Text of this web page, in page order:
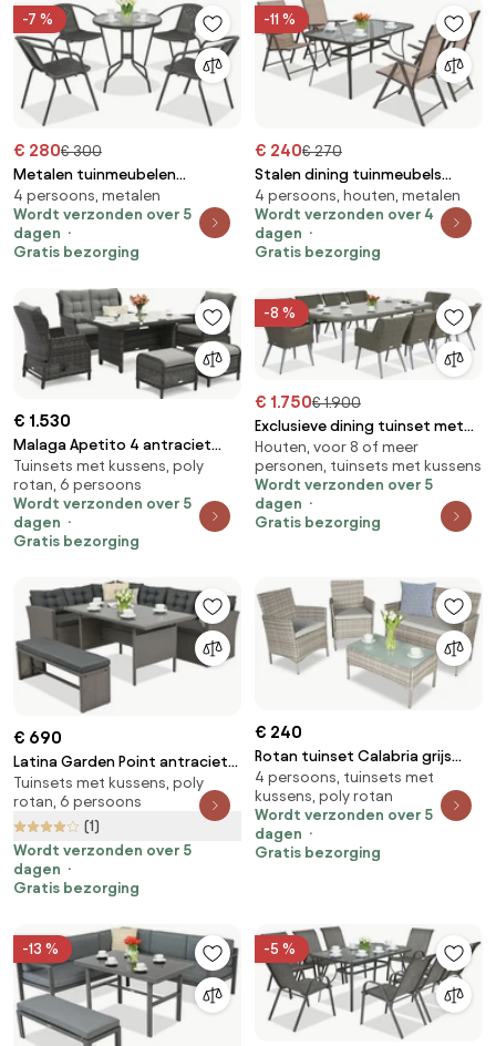
-7 %
€ 280€ 300
Metalen tuinmeubelen
Modena/Bergamo voor 4
personen met kleine tafel
Garden Point antraciet
4 persoons, metalen
Wordt verzonden over 5
dagen
Gratis bezorging
-11 %
€ 240€ 270
Stalen dining tuinmeubels
Modena/Rosario voor 4
personen Garden Point bruin
4 persoons, houten, metalen
Wordt verzonden over 4
dagen
Gratis bezorging
€ 1.530
Malaga Apetito 4 antraciet
technorattan set met Garden
Point poefs
Tuinsets met kussens, poly
rotan, 6 persoons
Wordt verzonden over 5
dagen
Gratis bezorging
-8 %
€ 1.750€ 1.900
Exclusieve dining tuinset met
grote tafel Córdoba voor 10
personen Garden Point grijs
Houten, voor 8 of meer
personen, tuinsets met kussens
Wordt verzonden over 5
dagen
Gratis bezorging
€ 690
Latina Garden Point antraciet
technorattan tuinmeubelen
Tuinsets met kussens, poly
rotan, 6 persoons
(1)
Wordt verzonden over 5
dagen
Gratis bezorging
€ 240
Rotan tuinset Calabria grijs
Garden Point
4 persoons, tuinsets met
kussens, poly rotan
Wordt verzonden over 5
dagen
Gratis bezorging
-13 % -5 %